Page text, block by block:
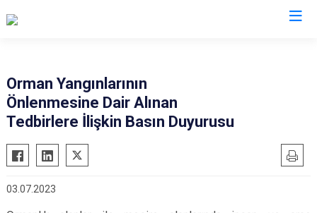
Orman Yangınlarının
Önlenmesine Dair Alınan
Tedbirlere İlişkin Basın Duyurusu
03.07.2023